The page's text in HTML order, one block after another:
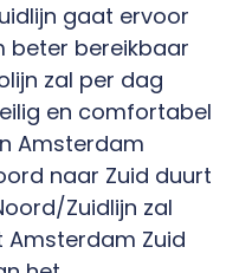
gaat ervoor
beter bereikbaar
zal per dag
en comfortabel
Amsterdam
naar Zuid duurt
Zuidlijn zal
Zuid